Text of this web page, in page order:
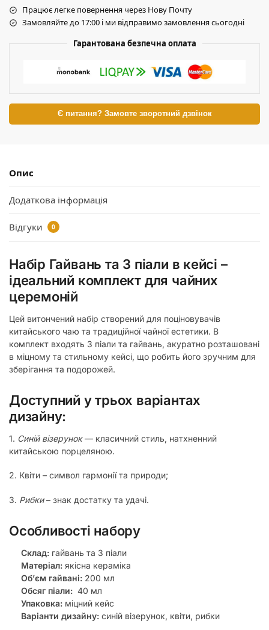
Працює легке повернення через Нову Почту
Замовляйте до 17:00 і ми відправимо замовлення сьогодні
Гарантована безпечна оплата
Є питання? Замовте зворотний дзвінок
Опис
Додаткова інформація
Відгуки 0
Набір Гайвань та 3 піали в кейсі –
ідеальний комплект для чайних
церемоній
Цей витончений набір створений для поціновувачів
китайського чаю та традиційної чайної естетики. В
комплект входять 3 піали та гайвань, акуратно розташовані
в міцному та стильному кейсі, що робить його зручним для
зберігання та подорожей.
Доступний утрьох варіантах
дизайну:
1. Синій візерунок— класичний стиль, натхненний
китайською порцеляною.
2. Квіти – символ гармонії та природи;
3. Рибки– знак достатку та удачі.
Особливості набору
Склад: гайвань та 3 піали
Матеріал: якісна кераміка
Об’єм гайвані: 200 мл
Обсяг піали: 40 мл
Упаковка: міцний кейс
Варіанти дизайну: синій візерунок, квіти, рибки